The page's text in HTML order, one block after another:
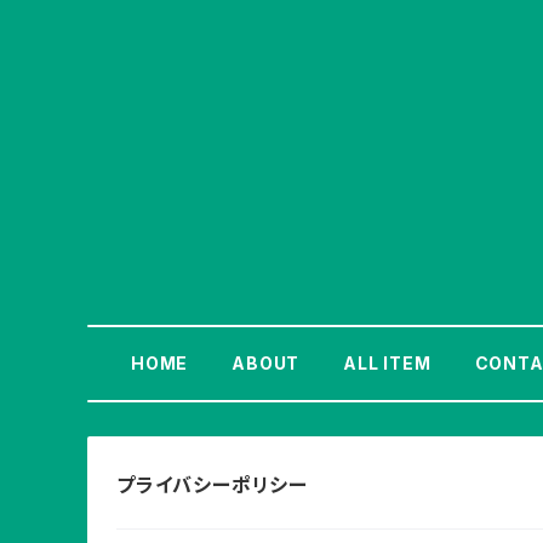
HOME ABOUT ALL ITEM
プライバシーポリシー